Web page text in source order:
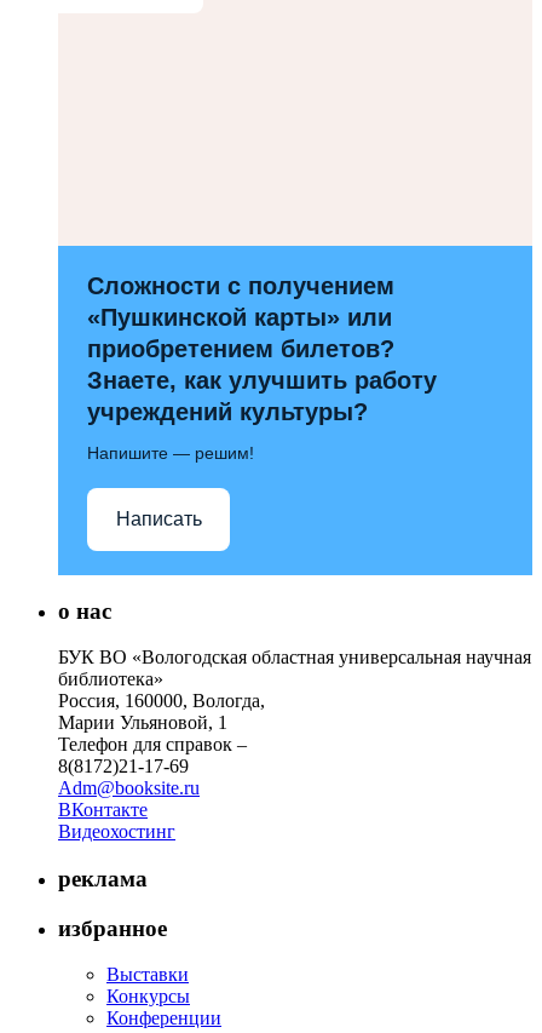
Сложности с получением
«Пушкинской карты» или
приобретением билетов?
Знаете, как улучшить работу
учреждений культуры?
Напишите — решим!
Написать
о нас
БУК ВО «Вологодская областная универсальная научная
библиотека»
Россия, 160000, Вологда,
Марии Ульяновой, 1
Телефон для справок –
8(8172)21-17-69
Adm@booksite.ru
ВКонтакте
Видеохостинг
реклама
избранное
Выставки
Конкурсы
Конференции